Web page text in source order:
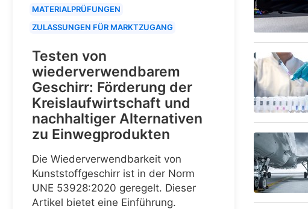
MATERIALPRÜFUNGEN
ZULASSUNGEN FÜR MARKTZUGANG
Testen von
wiederverwendbarem
Geschirr: Förderung der
Kreislaufwirtschaft und
nachhaltiger Alternativen
zu Einwegprodukten
Die Wiederverwendbarkeit von
Kunststoffgeschirr ist in der Norm
UNE 53928:2020 geregelt. Dieser
Artikel bietet eine Einführung.